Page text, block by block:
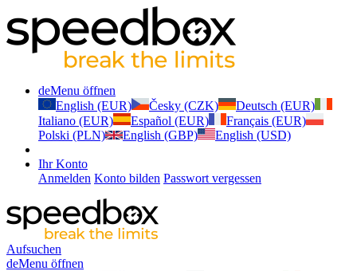
deMenu öffnen
English (EUR)
Česky (CZK)
Deutsch (EUR)
Italiano (EUR)
Español (EUR)
Français (EUR)
Polski (PLN)
English (GBP) English (USD)
Ihr Konto
Anmelden Konto bilden Passwort vergessen
Aufsuchen
deMenu öffnen